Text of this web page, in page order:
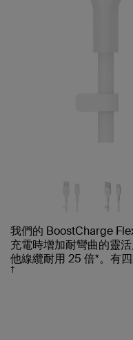
我們的 BoostCharge
充電時增加耐彎曲的靈
他線纜耐用 25 倍*。有
†